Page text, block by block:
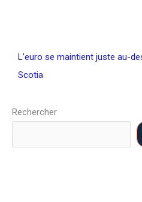
L’euro se maintient juste au-
Scotia
Rechercher